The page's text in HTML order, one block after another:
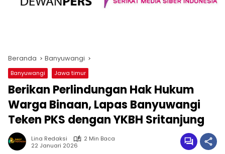
Beranda Banyuwangi
Banyuwangi Jawa timur
Berikan Perlindungan Hak Hukum
Warga Binaan, Lapas Banyuwangi
Teken PKS dengan YKBH Sritanjung
Lina Redaksi
2 Min Baca
22 Januari 2026